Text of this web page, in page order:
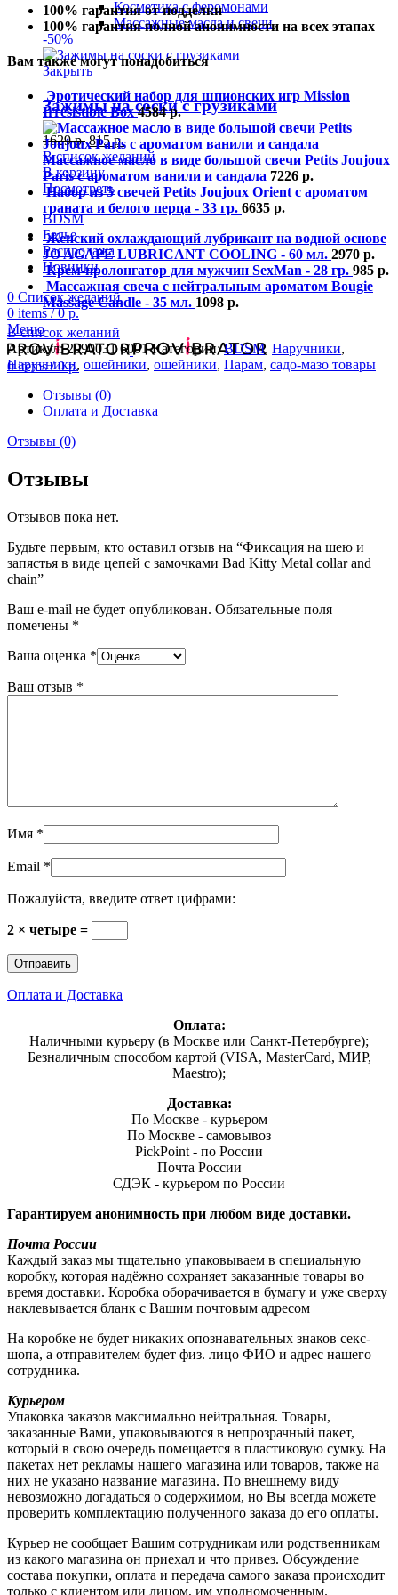
Косметика с феромонами
Массажные масла и свечи
-50%
Закрыть
Зажимы на соски с грузиками
1629р. 815р.
В список желаний
В корзину
Посмотреть
BDSM
Белье
Распродажа
Новинки
0 Список желаний
0 items / 0р.
Меню
0items / 0р.
100% гарантия от подделки
100% гарантия полной анонимности на всех этапах
Вам также могут понадобиться
Эротический набор для шпионских игр Mission
Irresistible Box4584р.
Массажное масло в виде большой свечи Petits Joujoux
Paris с ароматом ванили и сандала 7226 р.
Набор из 5 свечей Petits Joujoux Orient с ароматом
граната и белого перца - 33 гр. 6635 р.
Женский охлаждающий лубрикант на водной основе
JO AGAPE LUBRICANT COOLING - 60 мл. 2970 р.
Крем-пролонгатор для мужчин SexMan - 28 гр. 985 р.
Массажная свеча с нейтральным ароматом Bougie
Massage Candle - 35 мл. 1098 р.
В список желаний
Артикул:2090031 6001 Категории:BDSM, Наручники,
Наручники, ошейники, ошейники, Парам, садо-мазо товары
Отзывы (0)
Оплата и Доставка
Отзывы (0)
Отзывы
Отзывов пока нет.
Будьте первым, кто оставил отзыв на “Фиксация на шею и
запястья в виде цепей с замочками Bad Kitty Metal collar and
chain”
Ваш e-mail не будет опубликован. Обязательные поля
помечены *
Ваша оценка *
Ваш отзыв *
Имя *
Email *
Пожалуйста, введите ответ цифрами:
2 × четыре =
Оплата и Доставка
Оплата:
Наличными курьеру (в Москве или Санкт-Петербурге);
Безналичным способом картой (VISA, MasterCard, МИР,
Maestro);
Доставка:
По Москве - курьером
По Москве - самовывоз
PickPoint - по России
Почта России
СДЭК - курьером по России
Гарантируем анонимность при любом виде доставки.
Почта России
Каждый заказ мы тщательно упаковываем в специальную
коробку, которая надёжно сохраняет заказанные товары во
время доставки. Коробка оборачивается в бумагу и уже сверху
наклевывается бланк с Вашим почтовым адресом
На коробке не будет никаких опознавательных знаков секс-
шопа, а отправителем будет физ. лицо ФИО и адрес нашего
сотрудника.
Курьером
Упаковка заказов максимально нейтральная. Товары,
заказанные Вами, упаковываются в непрозрачный пакет,
который в свою очередь помещается в пластиковую сумку. На
пакетах нет рекламы нашего магазина или товаров, также на
них не указано название магазина. По внешнему виду
невозможно догадаться о содержимом, но Вы всегда можете
проверить комплектацию полученного заказа до его оплаты.
Курьер не сообщает Вашим сотрудникам или родственникам
из какого магазина он приехал и что привез. Обсуждение
состава покупки, оплата и передача самого заказа происходит
только с клиентом или лицом, им уполномоченным.